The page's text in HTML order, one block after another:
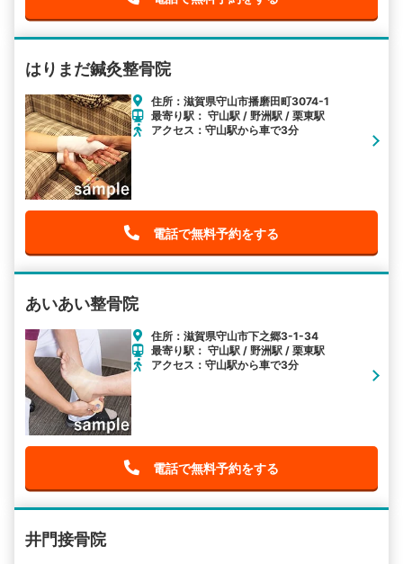
はりまだ鍼灸整骨院
住所：滋賀県守山市播磨田町3074-1
最寄り駅： 守山駅 / 野洲駅 / 栗東駅
アクセス：守山駅から車で3分
電話で無料予約をする
あいあい整骨院
住所：滋賀県守山市下之郷3-1-34
最寄り駅： 守山駅 / 野洲駅 / 栗東駅
アクセス：守山駅から車で3分
電話で無料予約をする
井門接骨院